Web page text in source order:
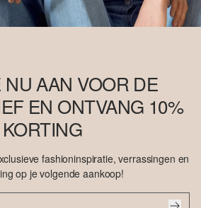
NU AAN VOOR DE
EN ONTVANG 10%
KORTING
fashioninspiratie, verrassingen en
op je volgende aankoop!